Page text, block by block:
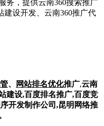
务，提供云南360搜索推广
建设开发、云南360推广代
、 网站排名优化推广,云南
建设,百度排名推广,百度竞
开发制作公司,昆明网络推